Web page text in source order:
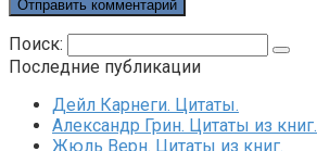
Поиск:
Последние публикации
Дейл Карнеги. Цитаты.
Александр Грин. Цитаты из книг.
Жюль Верн. Цитаты из книг.